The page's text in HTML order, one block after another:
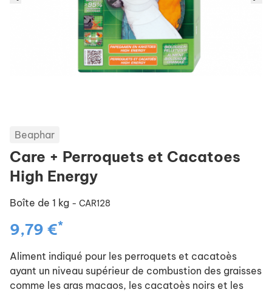
Beaphar
Care + Perroquets et Cacatoes
High Energy
Boîte de 1 kg - CAR128
9,79 €*
Aliment indiqué pour les perroquets et cacatoès
ayant un niveau supérieur de combustion des graisses
comme les aras macaos, les cacatoès noirs et les